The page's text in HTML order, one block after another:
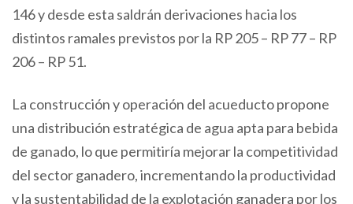
146 y desde esta saldrán derivaciones hacia los
distintos ramales previstos por la RP 205 – RP 77 – RP
206 – RP 51.
La construcción y operación del acueducto propone
una distribución estratégica de agua apta para bebida
de ganado, lo que permitiría mejorar la competitividad
del sector ganadero, incrementando la productividad
y la sustentabilidad de la explotación ganadera por los